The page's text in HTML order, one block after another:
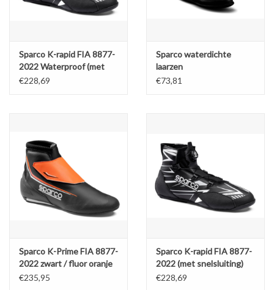
Sparco K-rapid FIA 8877-
2022 Waterproof (met
snelsluiting) zwart / wit
€228,69
Sparco waterdichte
laarzen
€73,81
Sparco K-Prime FIA 8877-
2022 zwart / fluor oranje
€235,95
Sparco K-rapid FIA 8877-
2022 (met snelsluiting)
zwart / wit
€228,69